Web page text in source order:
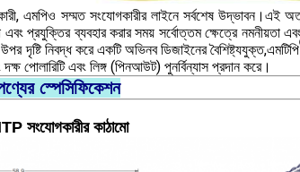
এমপিও সম্মত সংযোগকারীর লাইনে সর্বশেষ উদ্ভাবন।এই
প্রযুক্তির ব্যবহার করার সময় সর্বোত্তম ক্ষেত্রে নমনীয়তা
দৃষ্টি নিবদ্ধ করে একটি অভিনব ডিজাইনের বৈশিষ্ট্যযুক্ত,এমটিপি
পোলারিটি এবং লিঙ্গ (পিনআউট) পুনর্বিন্যাস প্রদান করে।
স্পেসিফিকেশন
সংযোগকারীর কাঠামো